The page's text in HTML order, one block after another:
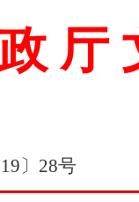
厅
〕28号